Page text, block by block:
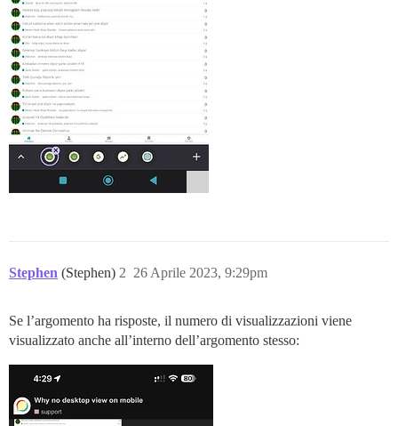
Stephen (Stephen) 26 Aprile 2023, 9:29pm
2
Se l’argomento ha risposte, il numero di visualizzazioni viene
visualizzato anche all’interno dell’argomento stesso: